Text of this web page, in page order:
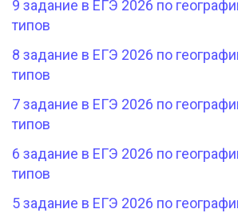
9 задание в ЕГЭ 2026 по
типов
8 задание в ЕГЭ 2026 по
типов
7 задание в ЕГЭ 2026 по
типов
6 задание в ЕГЭ 2026 по
типов
5 задание в ЕГЭ 2026 по